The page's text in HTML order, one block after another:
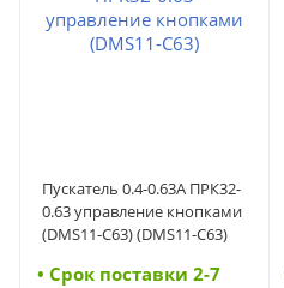
Пускатель 0.4-0.63А ПРК32-
0.63 управление кнопками
(DMS11-C63) (DMS11-C63)
• Cрок поставки 2-7